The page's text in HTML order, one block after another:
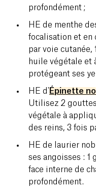
profondément ;
HE de menthe
focalisation et en
par voie cutanée,
huile végétale et
protégeant ses
HE d' Épinette
Utilisez 2
végétale à
des reins, 3 fois
HE de laurier
ses angoisses :
face interne de
profondément.